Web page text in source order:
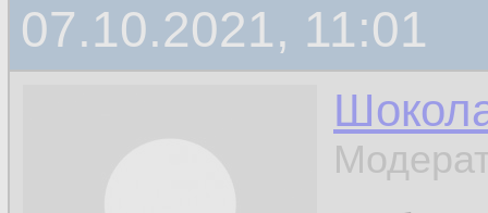
07.10.2021, 11:01